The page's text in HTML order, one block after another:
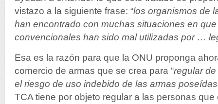
vistazo a la siguiente frase: “los organismos de
han encontrado con muchas situaciones en
convencionales han sido mal utilizadas por …
Esa es la razón para que la ONU proponga
comercio de armas que se crea para “regular
el riesgo de uso indebido de las armas
TCA tiene por objeto regular a las personas